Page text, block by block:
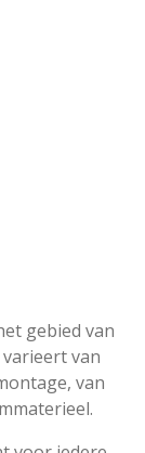
gebied van
van
van